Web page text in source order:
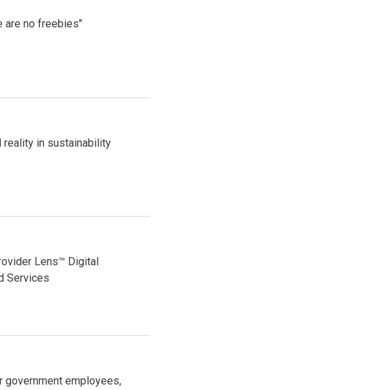
are no freebies"
reality in sustainability
Lens™ Digital
Services
government employees,